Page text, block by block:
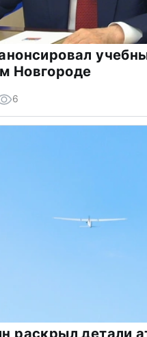
Новгороде
6
раскрыл детали